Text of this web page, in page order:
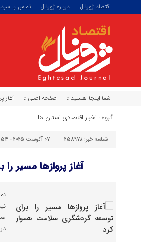
اقتصاد ژورنال درباره ژورنال تماس با
شما اینجا هستید » صفحه اصلی » آغاز
گروه : اخبار اقتصادی استان ها
شناسه خبر: 258978 07 آگوست 2025 - 14:54
آغاز پروازها مسیر